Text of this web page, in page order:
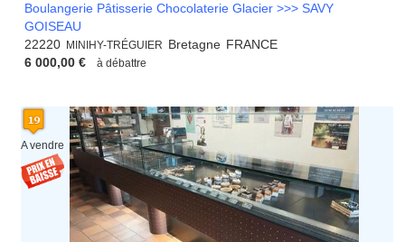
Boulangerie Pâtisserie Chocolaterie Glacier >>> SAVY
GOISEAU
22220
MINIHY-TRÉGUIER Bretagne FRANCE
6 000,00 €
à débattre
A vendre